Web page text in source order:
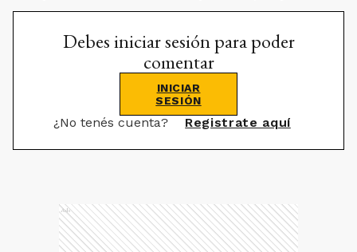
Debes iniciar sesión para poder
comentar
INICIAR
SESIÓN
¿No tenés cuenta? Registrate aquí
Ads